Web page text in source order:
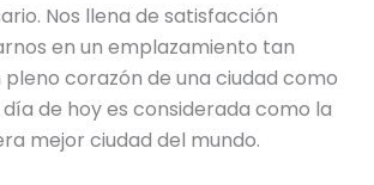
Nos llena de satisfacción
en un emplazamiento tan
corazón de una ciudad como
día de hoy es considerada como la
mejor ciudad del mundo.